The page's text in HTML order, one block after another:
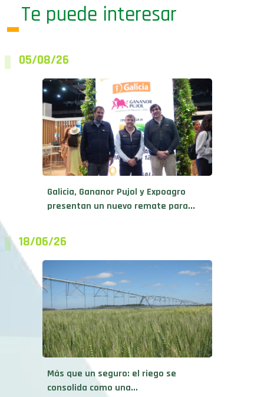
Te puede interesar
05/08/26
Galicia, Gananor Pujol y Expoagro
presentan un nuevo remate para...
18/06/26
Más que un seguro: el riego se
consolida como una...